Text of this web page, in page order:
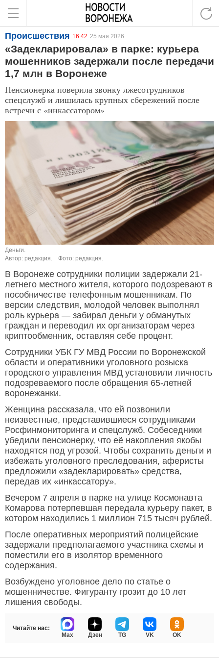
Происшествия 16:42 25 мая 2026
«Задекларировала» в парке: курьера
мошенников задержали после передачи
1,7 млн в Воронеже
Пенсионерка поверила звонку лжесотрудников
спецслужб и лишилась крупных сбережений после
встречи с «инкассатором»
Деньги.
Автор: редакция.
Фото: редакция.
В Воронеже сотрудники полиции задержали 21-
летнего местного жителя, которого подозревают в
пособничестве телефонным мошенникам. По
версии следствия, молодой человек выполнял
роль курьера — забирал деньги у обманутых
граждан и переводил их организаторам через
криптообменник, оставляя себе процент.
Сотрудники УБК ГУ МВД России по Воронежской
области и оперативники уголовного розыска
городского управления МВД установили личность
подозреваемого после обращения 65-летней
воронежанки.
Женщина рассказала, что ей позвонили
неизвестные, представившиеся сотрудниками
Росфинмониторинга и спецслужб. Собеседники
убедили пенсионерку, что её накопления якобы
находятся под угрозой. Чтобы сохранить деньги и
избежать уголовного преследования, аферисты
предложили «задекларировать» средства,
передав их «инкассатору».
Вечером 7 апреля в парке на улице Космонавта
Комарова потерпевшая передала курьеру пакет, в
котором находились 1 миллион 715 тысяч рублей.
После оперативных мероприятий полицейские
задержали предполагаемого участника схемы и
поместили его в изолятор временного
содержания.
Возбуждено уголовное дело по статье о
мошенничестве. Фигуранту грозит до 10 лет
лишения свободы.
Читайте нас:
Max
Дзен TG VK OK